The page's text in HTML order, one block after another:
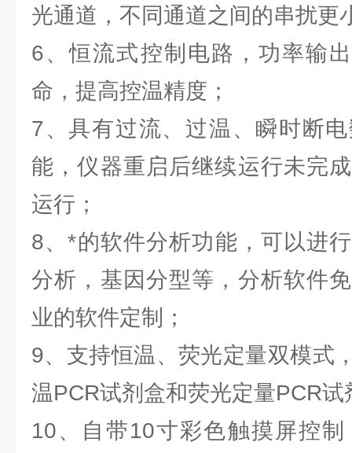
光通道，不同通道之间的串扰更
6、恒流式控制电路，功率输
命，提高控温精度；
7、具有过流、过温、瞬时断
能，仪器重启后继续运行未完
运行；
8、*的软件分析功能，可以进
分析，基因分型等，分析软件
业的软件定制；
9、支持恒温、荧光定量双模式
温PCR试剂盒和荧光定量PCR试
10、自带10寸彩色触摸屏控